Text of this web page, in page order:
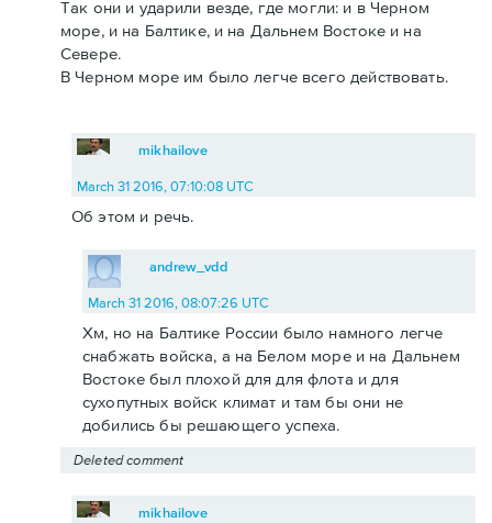
Так они и ударили везде, где могли: и в Черном
море, и на Балтике, и на Дальнем Востоке и на
Севере.
В Черном море им было легче всего действовать.
mikhailove
March 31 2016, 07:10:08 UTC
Об этом и речь.
andrew_vdd
March 31 2016, 08:07:26 UTC
Хм, но на Балтике России было намного легче
снабжать войска, а на Белом море и на Дальнем
Востоке был плохой для для флота и для
сухопутных войск климат и там бы они не
добились бы решающего успеха.
Deleted comment
mikhailove